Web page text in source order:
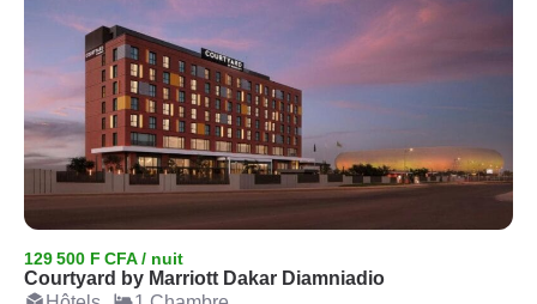
129 500 F CFA / nuit
Courtyard by Marriott Dakar Diamniadio